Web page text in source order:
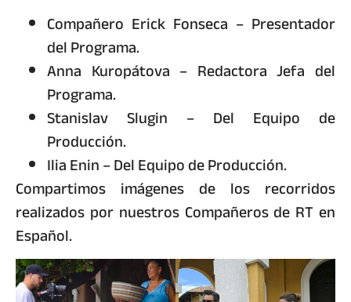
Compañero Erick Fonseca – Presentador
del Programa.
Anna Kuropátova – Redactora Jefa del
Programa.
Stanislav Slugin – Del Equipo de
Producción.
Ilia Enin – Del Equipo de Producción.
Compartimos imágenes de los recorridos
realizados por nuestros Compañeros de RT en
Español.